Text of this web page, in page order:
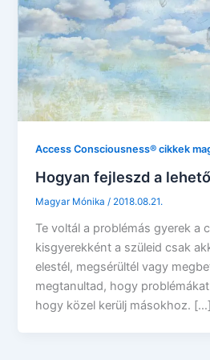
Access Consciousness® cikkek
Hogyan fejleszd a
Magyar Mónika/ 2018.08.21.
Te voltál a problémás gyerek a
kisgyerekként a szüleid csak
elestél, megsérültél vagy
megtanultad, hogy
hogy közel kerülj másokhoz. […]